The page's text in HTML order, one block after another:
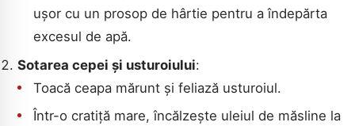
ușor cu un prosop de hârtie pentru a îndepărta
excesul de apă.
Sotarea cepei și usturoiului:
Toacă ceapa mărunt și feliază usturoiul.
Într-o cratiță mare, încălzește uleiul de măsline la